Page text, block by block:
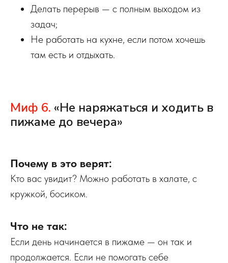
Делать перерыв — с полным выходом из
задач;
Не работать на кухне, если потом хочешь
там есть и отдыхать.
Миф 6. «Не наряжаться и ходить в
пижаме до вечера»
Почему в это верят:
Кто вас увидит? Можно работать в халате, с
кружкой, босиком.
Что не так:
Если день начинается в пижаме — он так и
продолжается. Если не помогать себе